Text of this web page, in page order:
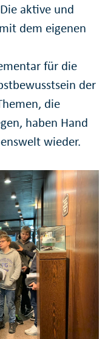
aktive und
dem eigenen
für die
der
die
haben Hand
wieder.